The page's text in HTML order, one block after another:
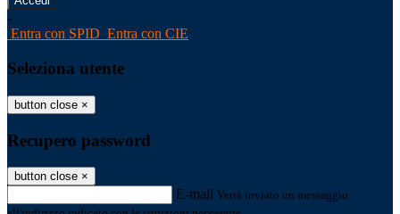
-
Entra con SPID Entra con CIE
Seleziona utente
button close ×
Recupero password
button close ×
E-mail Verrà inviato un messaggio